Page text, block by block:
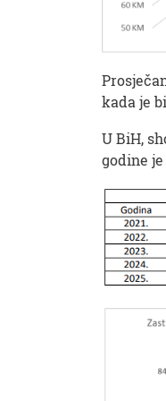
kada je
U BiH,
godine